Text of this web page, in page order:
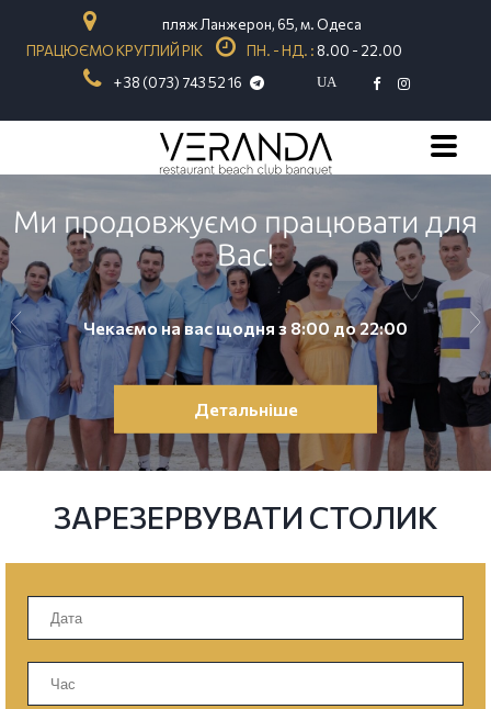
пляж Ланжерон, 65, м. Одеса
ПРАЦЮЄМО КРУГЛИЙ РІК
ПН. - НД. : 8.00 - 22.00
+ 38 (073) 743 52 16
UA
Ми продовжуємо працювати для
Вас!
Чекаємо на вас щодня з 8:00 до 22:00
Детальніше
ЗАРЕЗЕРВУВАТИ СТОЛИК